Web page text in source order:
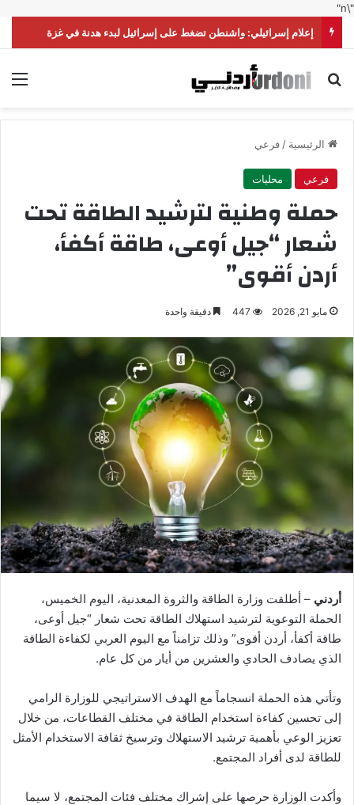
"\n"
إعلام إسرائيلي: واشنطن تضغط على إسرائيل لبدء هدنة في غزة
بحث عن
الرئيسية /فرعي
فرعي محليات
حملة وطنية لترشيد الطاقة تحت
شعار “جيل أوعى، طاقة أكفأ،
أردن أقوى”
مايو 21, 2026 447 دقيقة واحدة
أردني – أطلقت وزارة الطاقة والثروة المعدنية، اليوم الخميس،
الحملة التوعوية لترشيد استهلاك الطاقة تحت شعار “جيل أوعى،
طاقة أكفأ، أردن أقوى” وذلك تزامناً مع اليوم العربي لكفاءة الطاقة
الذي يصادف الحادي والعشرين من أيار من كل عام.
وتأتي هذه الحملة انسجاماً مع الهدف الاستراتيجي للوزارة الرامي
إلى تحسين كفاءة استخدام الطاقة في مختلف القطاعات، من خلال
تعزيز الوعي بأهمية ترشيد الاستهلاك وترسيخ ثقافة الاستخدام الأمثل
للطاقة لدى أفراد المجتمع.
وأكدت الوزارة حرصها على إشراك مختلف فئات المجتمع، لا سيما